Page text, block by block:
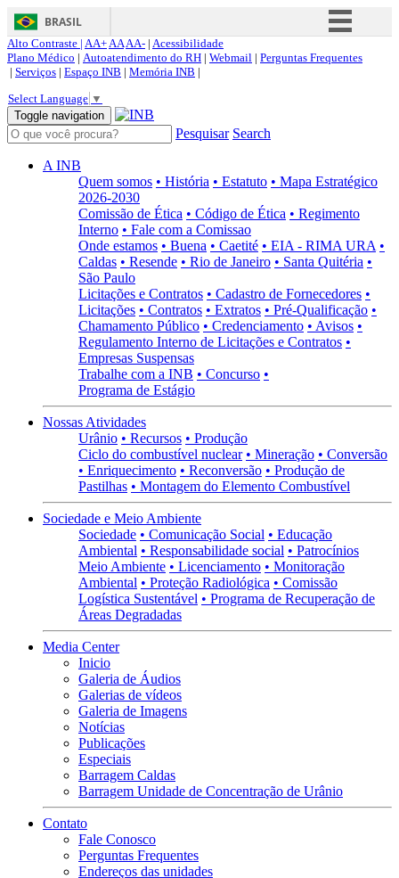
BRASIL
Simplifique!
Acesso à informação
Canais
Alto Contraste | AA+AAAA- | Acessibilidade
Plano Médico | Autoatendimento do RH | Webmail | Perguntas Frequentes
| Serviços | Espaço INB | Memória INB |
Select Language ▼
Toggle navigation
Pesquisar Search
A INB
Quem somos • História • Estatuto • Mapa Estratégico
2026-2030
Comissão de Ética • Código de Ética • Regimento
Interno • Fale com a Comissao
Onde estamos • Buena • Caetité • EIA - RIMA URA •
Caldas • Resende • Rio de Janeiro • Santa Quitéria •
São Paulo
Licitações e Contratos • Cadastro de Fornecedores •
Licitações • Contratos • Extratos • Pré-Qualificação •
Chamamento Público • Credenciamento • Avisos •
Regulamento Interno de Licitações e Contratos •
Empresas Suspensas
Trabalhe com a INB • Concurso •
Programa de Estágio
Nossas Atividades
Urânio • Recursos • Produção
Ciclo do combustível nuclear • Mineração • Conversão
• Enriquecimento • Reconversão • Produção de
Pastilhas • Montagem do Elemento Combustível
Sociedade e Meio Ambiente
Sociedade • Comunicação Social • Educação
Ambiental • Responsabilidade social • Patrocínios
Meio Ambiente • Licenciamento • Monitoração
Ambiental • Proteção Radiológica • Comissão
Logística Sustentável • Programa de Recuperação de
Áreas Degradadas
Media Center
Inicio
Galeria de Áudios
Galerias de vídeos
Galeria de Imagens
Notícias
Publicações
Especiais
Barragem Caldas
Barragem Unidade de Concentração de Urânio
Contato
Fale Conosco
Perguntas Frequentes
Endereços das unidades